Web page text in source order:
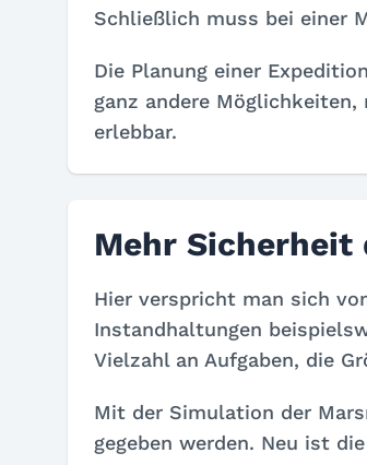
Schließlich muss bei einer
Die Planung einer
ganz andere
erlebbar.
Mehr Sicherheit
Hier verspricht man sich
Instandhaltungen
Vielzahl an Aufgaben, die
Mit der Simulation der
gegeben werden. Neu ist